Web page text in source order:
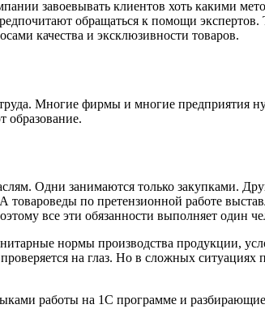
завоевывать клиентов хоть какими
обращаться к помощи
качества и эксклюзивности товаров.
Многие фирмы и многие предприятия
образование.
Одни занимаются только закупками.
по претензионной работе
все эти обязанности выполняет один
нормы производства продукции,
на глаз. Но в сложных
работы на 1С программе и